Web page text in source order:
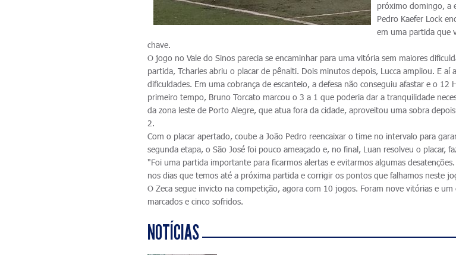
próximo domingo, a
Pedro Kaefer Lock
em uma partida que
chave.
O jogo no Vale do Sinos parecia se encaminhar para uma vitória sem maiores
partida, Tcharles abriu o placar de pênalti. Dois minutos depois, Lucca ampliou. E aí
dificuldades. Em uma cobrança de escanteio, a defesa não conseguiu afastar e o 12
primeiro tempo, Bruno Torcato marcou o 3 a 1 que poderia dar a tranquilidade
da zona leste de Porto Alegre, que atua fora da cidade, aproveitou uma sobra
2.
Com o placar apertado, coube a João Pedro reencaixar o time no intervalo para
segunda etapa, o São José foi pouco ameaçado e, no final, Luan resolveu o placar,
"Foi uma partida importante para ficarmos alertas e evitarmos algumas
nos dias que temos até a próxima partida e corrigir os pontos que falhamos neste
O Zeca segue invicto na competição, agora com 10 jogos. Foram nove vitórias e
marcados e cinco sofridos.
NOTÍCIAS